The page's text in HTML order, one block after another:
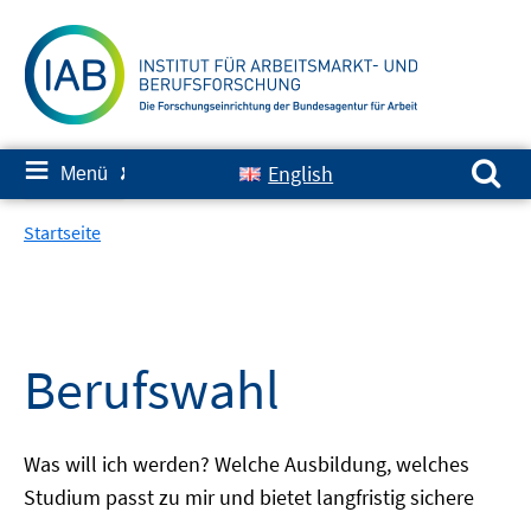
zum
Inhalt
≡ Menü ✘ English
Suchen nach:
Startseite
Berufswahl
Was will ich werden? Welche Ausbildung, welches
Studium passt zu mir und bietet langfristig sichere